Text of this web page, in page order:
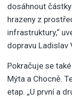
dosáhnout
hrazeny z
infrastruktury,“
dopravu Ladislav
Pokračuje se
Mýta a Chocně.
etap. „U první a